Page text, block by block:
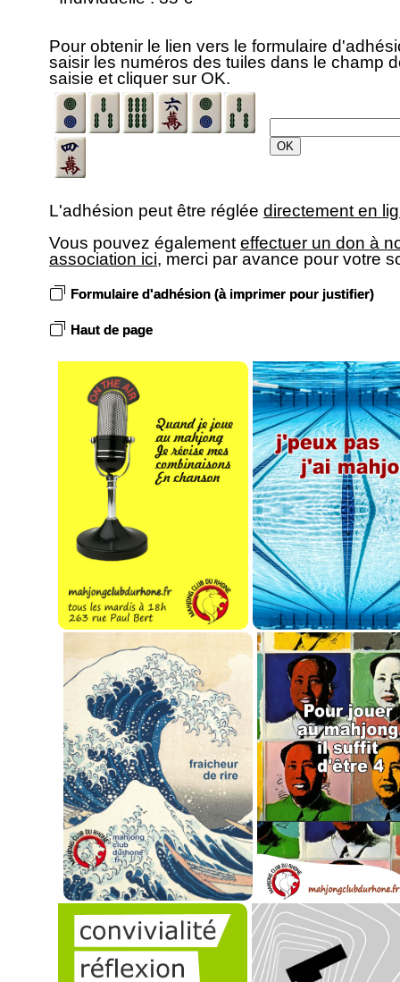
Pour obtenir le lien vers le formulaire
saisir les numéros des tuiles dans le champ
saisie et cliquer sur OK.
L'adhésion peut être réglée directement en
Vous pouvez également effectuer un don à
association ici, merci par avance pour votre
Formulaire d'adhésion (à imprimer pour justifier)
Haut de page